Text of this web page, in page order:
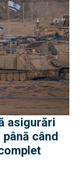
asigurări
până când